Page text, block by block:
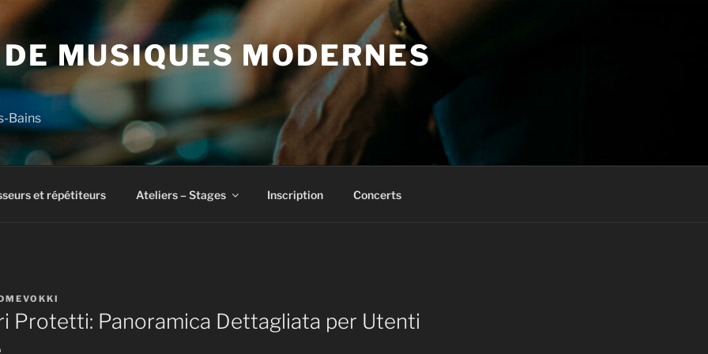
MUSIQUES MODERNES
Bains
et répétiteurs Ateliers – Stages Inscription Concerts
Protetti: Panoramica Dettagliata per Utenti